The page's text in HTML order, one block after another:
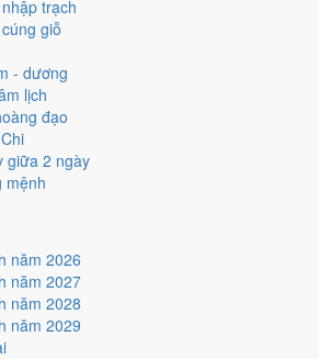
trạch
giỗ
- dương
lịch
đạo
giữa 2 ngày
mệnh
năm 2026
năm 2027
năm 2028
năm 2029
cửa hàng
hàng hôm nay ở
gây bất lợi.
ước
hôm nay ở
bất lợi.
công
hôm nay ở